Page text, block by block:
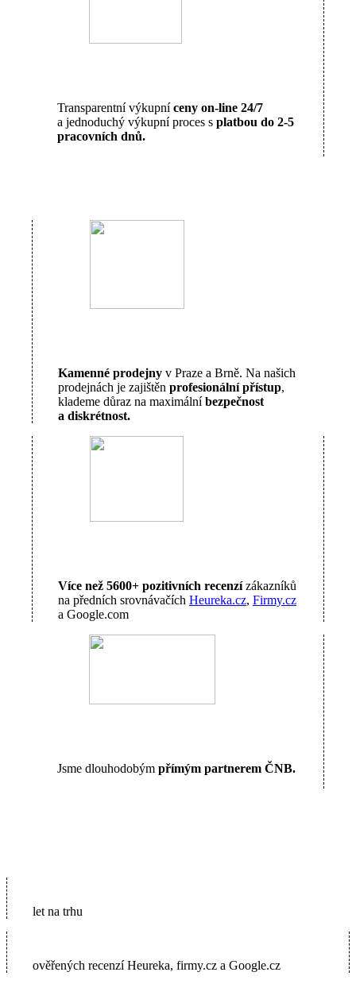
Transparentní výkupníceny on-line 24/7
a jednoduchý výkupní proces s platbou do 2-5
pracovních dnů.
Kamenné prodejny v Praze a Brně. Na našich
prodejnách je zajištěn profesionální přístup,
klademe důraz na maximálníbezpečnost
a diskrétnost.
Více než 5600+ pozitivních recenzízákazníků
na předních srovnávačích Heureka.cz, Firmy.cz
a Google.com
Jsme dlouhodobým přímým partnerem ČNB.
let na trhu
ověřených recenzí Heureka, firmy.cz a Google.cz